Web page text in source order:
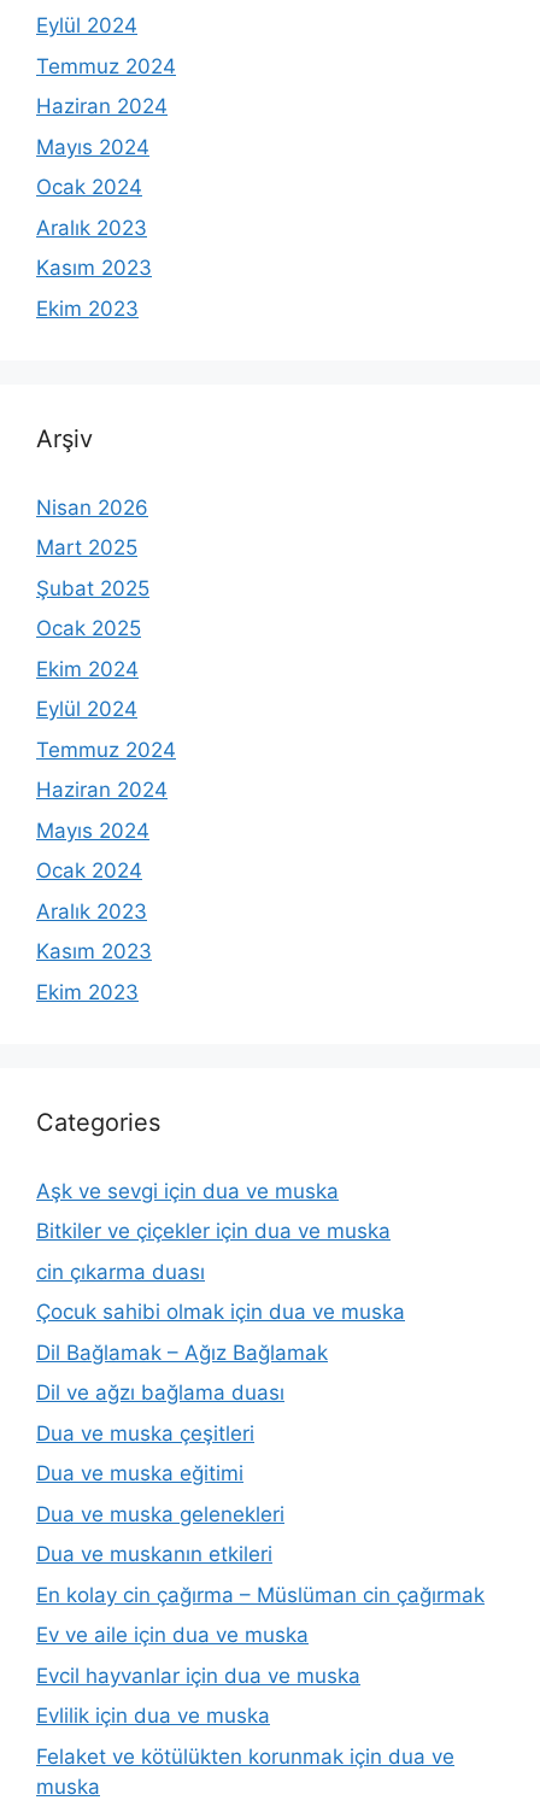
Eylül 2024
Temmuz 2024
Haziran 2024
Mayıs 2024
Ocak 2024
Aralık 2023
Kasım 2023
Ekim 2023
Arşiv
Nisan 2026
Mart 2025
Şubat 2025
Ocak 2025
Ekim 2024
Eylül 2024
Temmuz 2024
Haziran 2024
Mayıs 2024
Ocak 2024
Aralık 2023
Kasım 2023
Ekim 2023
Categories
Aşk ve sevgi için dua ve muska
Bitkiler ve çiçekler için dua ve muska
cin çıkarma duası
Çocuk sahibi olmak için dua ve muska
Dil Bağlamak – Ağız Bağlamak
Dil ve ağzı bağlama duası
Dua ve muska çeşitleri
Dua ve muska eğitimi
Dua ve muska gelenekleri
Dua ve muskanın etkileri
En kolay cin çağırma – Müslüman cin çağırmak
Ev ve aile için dua ve muska
Evcil hayvanlar için dua ve muska
Evlilik için dua ve muska
Felaket ve kötülükten korunmak için dua ve
muska